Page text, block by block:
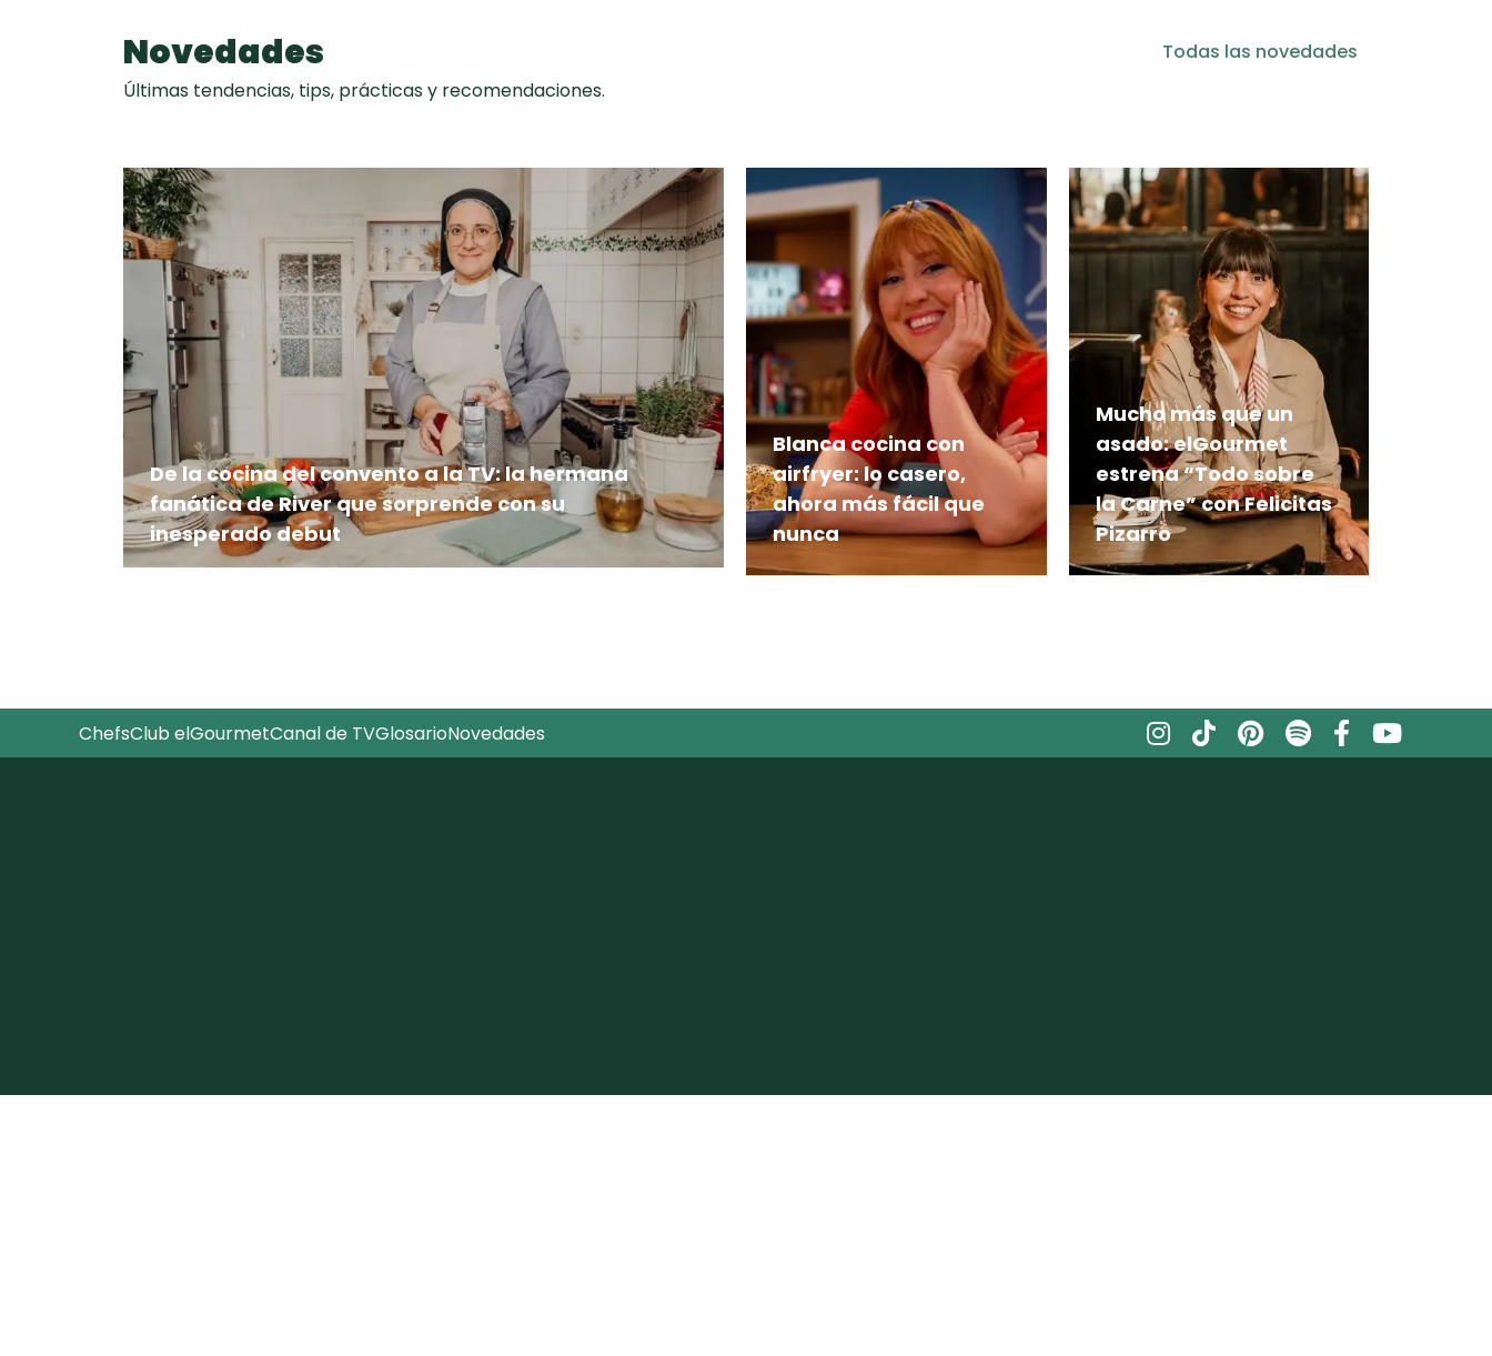
Novedades
Todas las novedades
Últimas tendencias, tips, prácticas y recomendaciones.
De la cocina del convento a la TV: la hermana
fanática de River que sorprende con su
inesperado debut
Es monja, fanática de River y ahora es parte de la familia de
Blanca cocina con
airfryer: lo casero,
ahora más fácil que
nunca
La cocinera española
Mucho más que un
asado: elGourmet
estrena “Todo sobre
la Carne” con Felicitas
Pizarro
Frigoríficos, carnicerías,
hasta el plato
ChefsClub elGourmetCanal de TVGlosarioNovedades